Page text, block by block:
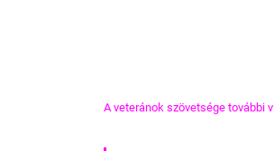
A veteránok szövetsége további